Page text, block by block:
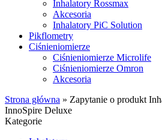
Inhalatory Rossmax
Akcesoria
Inhalatory PiC Solution
Pikflometry
Ciśnieniomierze
Ciśnieniomierze Microlife
Ciśnieniomierze Omron
Akcesoria
Strona główna » Zapytanie o produkt
InnoSpire Deluxe
Kategorie